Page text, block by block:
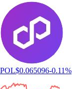
POL$0.065096-0.11%